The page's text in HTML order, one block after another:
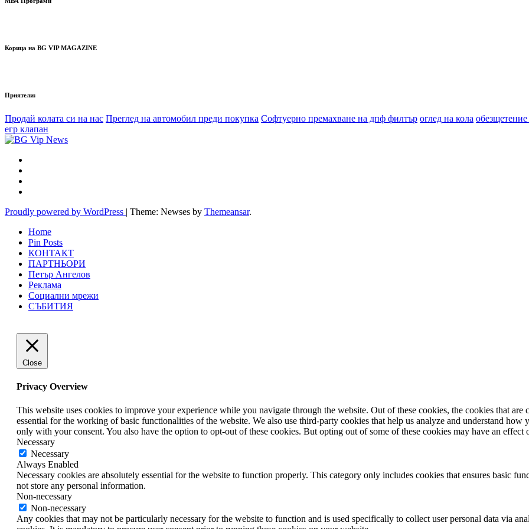
Корица на BG VIP MAGAZINE
Приятели:
Продай колата си на нас Преглед на автомобил преди покупка Софтуерно премахване на дпф филтър оглед на кола
егр клапан
Proudly powered by WordPress | Theme: Newses by Themeansar.
Home
Pin Posts
КОНТАКТ
ПАРТНЬОРИ
Петър Ангелов
Реклама
Социални мрежи
СЪБИТИЯ
Close
Privacy Overview
This website uses cookies to improve your experience while you navigate through the website. Out of these cookies, the cookies that are
essential for the working of basic functionalities of the website. We also use third-party cookies that help us analyze and understand
only with your consent. You also have the option to opt-out of these cookies. But opting out of some of these cookies may have an effect
Necessary
Necessary
Always Enabled
Necessary cookies are absolutely essential for the website to function properly. This category only includes cookies that ensures basic
not store any personal information.
Non-necessary
Non-necessary
Any cookies that may not be particularly necessary for the website to function and is used specifically to collect user personal data via